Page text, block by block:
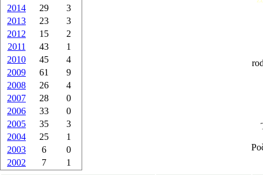
2014
29
3
2013
23
3
2012
15
2
2011
43
1
2010
45
4
2009
61
9
2008
26
4
2007
28
0
2006
33
0
2005
35
3
2004
25
1
2003
6
0
2002
7 1